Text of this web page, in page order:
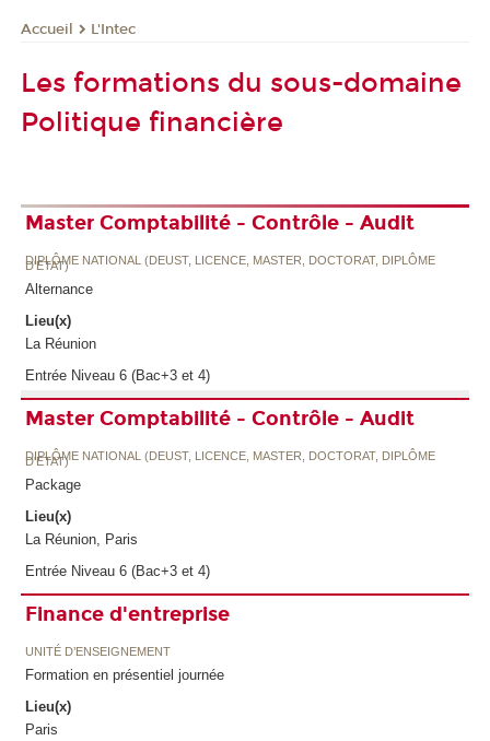
Accueil L'Intec
Les formations du sous-domaine
Politique financière
Master Comptabilité - Contrôle - Audit
DIPLÔME NATIONAL (DEUST, LICENCE, MASTER, DOCTORAT, DIPLÔME
D'ETAT)
Alternance
Lieu(x)
La Réunion
Entrée Niveau 6 (Bac+3 et 4)
Master Comptabilité - Contrôle - Audit
DIPLÔME NATIONAL (DEUST, LICENCE, MASTER, DOCTORAT, DIPLÔME
D'ETAT)
Package
Lieu(x)
La Réunion, Paris
Entrée Niveau 6 (Bac+3 et 4)
Finance d'entreprise
UNITÉ D’ENSEIGNEMENT
Formation en présentiel journée
Lieu(x)
Paris